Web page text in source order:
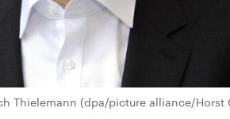
Thielemann (dpa/picture alliance/Horst